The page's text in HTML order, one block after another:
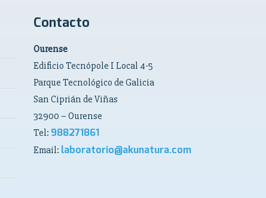
Contacto
Ourense
Edificio Tecnópole I Local 4-5
Parque Tecnológico de Galicia
San Ciprián de Viñas
32900 – Ourense
Tel: 988271861
Email: laboratorio@akunatura.com